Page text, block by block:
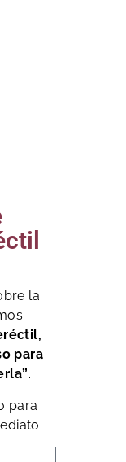
la
para
.
para